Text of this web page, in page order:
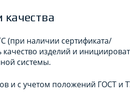
(при наличии сертификата/
изделий и
системы.
и с учетом положений ГОСТ и